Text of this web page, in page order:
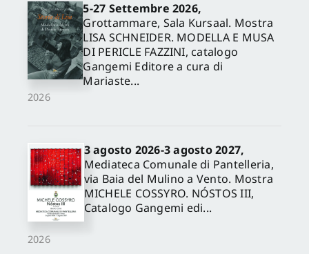
2026
5-27 Settembre 2026,
Grottammare, Sala Kursaal. Mostra
LISA SCHNEIDER. MODELLA E MUSA
DI PERICLE FAZZINI, catalogo
Gangemi Editore a cura di
Mariaste...
2026
3 agosto 2026-3 agosto 2027,
Mediateca Comunale di Pantelleria,
via Baia del Mulino a Vento. Mostra
MICHELE COSSYRO. NÓSTOS III,
Catalogo Gangemi edi...